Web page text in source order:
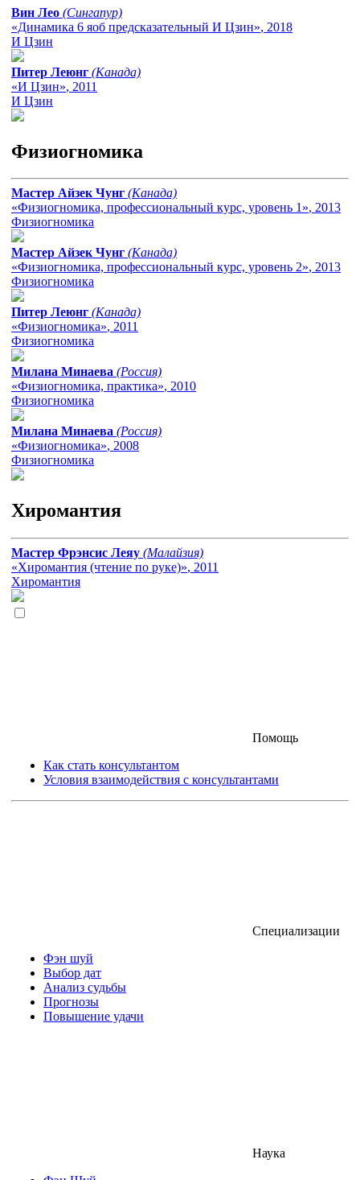
Вин Лео (Сингапур)
«Динамика 6 яоб предсказательный И Цзин», 2018
И Цзин
Питер Леюнг (Канада)
«И Цзин», 2011
И Цзин
Физиогномика
Мастер Айзек Чунг (Канада)
«Физиогномика, профессиональный курс, уровень 1», 2013
Физиогномика
Мастер Айзек Чунг (Канада)
«Физиогномика, профессиональный курс, уровень 2», 2013
Физиогномика
Питер Леюнг (Канада)
«Физиогномика», 2011
Физиогномика
Милана Минаева (Россия)
«Физиогномика, практика», 2010
Физиогномика
Милана Минаева (Россия)
«Физиогномика», 2008
Физиогномика
Хиромантия
Мастер Фрэнсис Леяу (Малайзия)
«Хиромантия (чтение по руке)», 2011
Хиромантия
Помощь
Как стать консультантом
Условия взаимодействия с консультантами
Специализации
Фэн шуй
Выбор дат
Анализ судьбы
Прогнозы
Повышение удачи
Наука